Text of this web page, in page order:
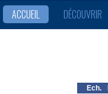
ACCUEIL DÉCOUVRIR
Ech.